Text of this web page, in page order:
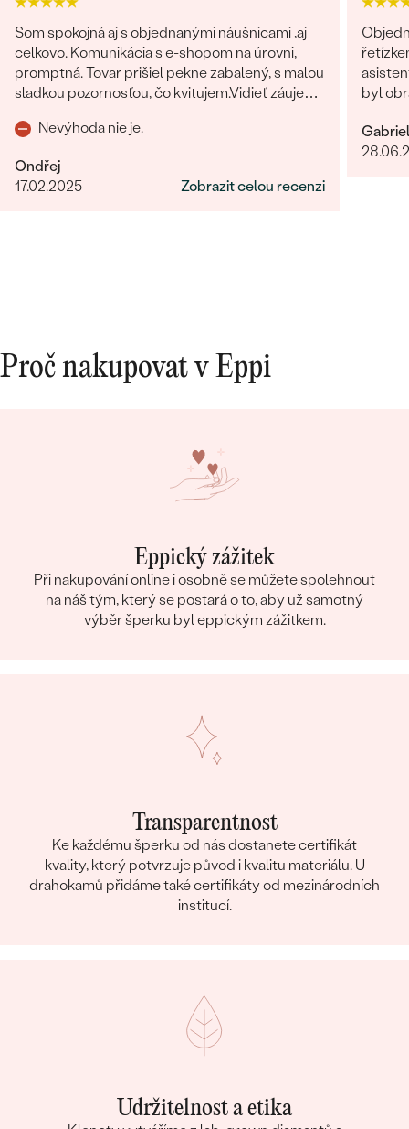
Bestsellery
OBJEVIT
Som spokojná aj s objednanými náušnicami ,aj
celkovo. Komunikácia s e-shopom na úrovni,
promptná. Tovar prišiel pekne zabalený, s malou
sladkou pozornosťou, čo kvitujem.Vidieť záujem
Nevýhoda nie je.
Ondřej
17.02.2025
Zobrazit celou recenzi
byl
je
Proč nakupovat v Eppi
Eppický zážitek
Při nakupování online i osobně se můžete spolehnout
na náš tým, který se postará o to, aby už samotný
výběr šperku byl eppickým zážitkem.
Transparentnost
Ke každému šperku od nás dostanete certifikát
kvality, který potvrzuje původ i kvalitu materiálu. U
drahokamů přidáme také certifikáty od mezinárodních
institucí.
Udržitelnost a etika